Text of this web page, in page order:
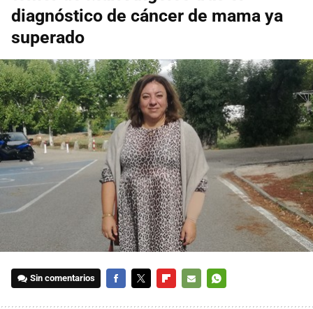
diagnóstico de cáncer de mama ya
superado
Sin comentarios